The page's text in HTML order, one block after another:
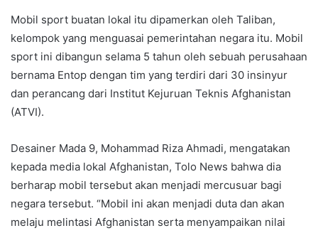
Mobil sport buatan lokal itu dipamerkan oleh Taliban,
kelompok yang menguasai pemerintahan negara itu. Mobil
sport ini dibangun selama 5 tahun oleh sebuah perusahaan
bernama Entop dengan tim yang terdiri dari 30 insinyur
dan perancang dari Institut Kejuruan Teknis Afghanistan
(ATVI).
Desainer Mada 9, Mohammad Riza Ahmadi, mengatakan
kepada media lokal Afghanistan, Tolo News bahwa dia
berharap mobil tersebut akan menjadi mercusuar bagi
negara tersebut. “Mobil ini akan menjadi duta dan akan
melaju melintasi Afghanistan serta menyampaikan nilai